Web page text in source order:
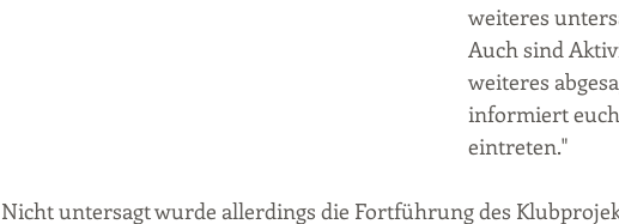
weiteres
Auch sind
weiteres
informiert
eintreten."
Nicht untersagt wurde allerdings die Fortführung des